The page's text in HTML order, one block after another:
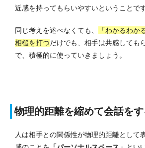
近感を持ってもらいやすいということです
同じ考えを述べなくても、
「わかるわか
相槌を打つだけでも、相手は共感しても
で、積極的に使っていきましょう。
物理的距離を縮めて会話をす
人は相手との関係性が物理的距離として